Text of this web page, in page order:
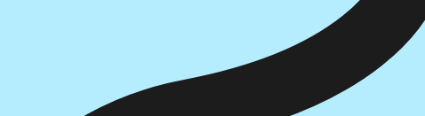
32 מחיר קודם:
במבצע עד:
31/08/2026